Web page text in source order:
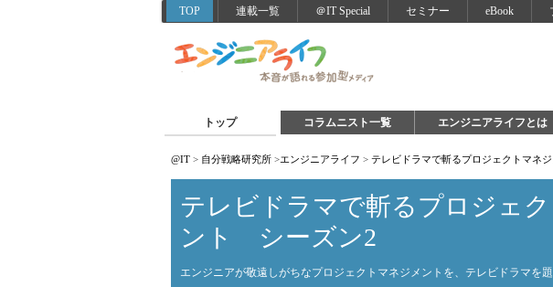
TOP 連載一覧 ＠IT Special セミナー eBook
トップ コラムニスト一覧 エンジニアライフとは
@IT > 自分戦略研究所 >エンジニアライフ > テレビドラマで斬るプロジェクトマネ
テレビドラマで斬るプロジェ
ント シーズン2
エンジニアが敬遠しがちなプロジェクトマネジメントを、テレビドラマを